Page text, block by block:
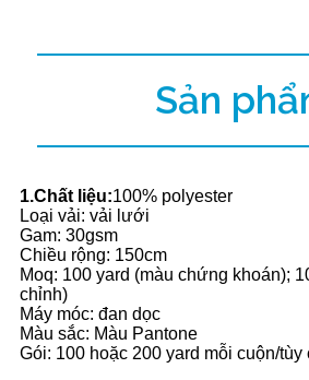
Sản
1.Chất liệu:100% polyester
Loại vải: vải lưới
Gam: 30gsm
Chiều rộng: 150cm
Moq: 100 yard (màu chứng khoán);
chỉnh)
Máy móc: đan dọc
Màu sắc: Màu Pantone
Gói: 100 hoặc 200 yard mỗi cuộn/tùy